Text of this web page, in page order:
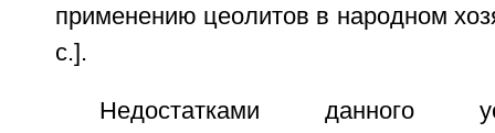
применению цеолитов в народном
с.].
Недостатками данного